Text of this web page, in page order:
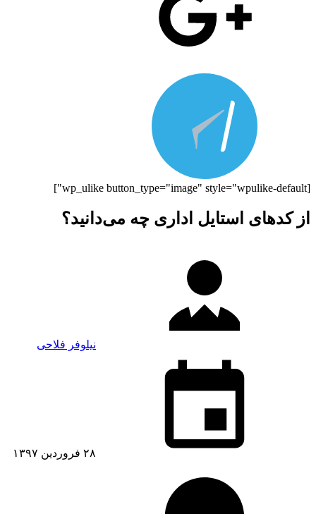
[wp_ulike button_type="image" style="wpulike-default"]
از کدهای استایل اداری چه می‌دانید؟
نیلوفر فلاحی
۲۸ فروردین ۱۳۹۷